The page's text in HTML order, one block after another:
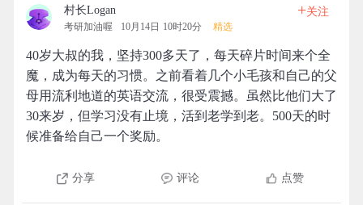
村长Logan
考研加油喔 10月14日 10时20分 精选
+关注
40岁大叔的我，坚持300多天了，每天碎片时间来个全
魔，成为每天的习惯。之前看着几个小毛孩和自己的父
母用流利地道的英语交流，很受震撼。虽然比他们大了
30来岁，但学习没有止境，活到老学到老。500天的时
候准备给自己一个奖励。
分享 评论 点赞